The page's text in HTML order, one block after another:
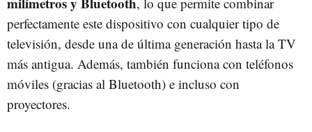
perfectamente este dispositivo con cualquier tipo de
televisión, desde una de última generación hasta la TV
más antigua. Además, también funciona con teléfonos
móviles (gracias al Bluetooth) e incluso con
proyectores.